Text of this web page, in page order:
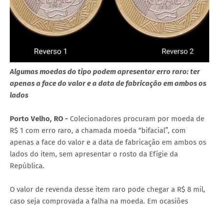
Algumas moedas do tipo podem apresentar erro raro: ter
apenas a face do valor e a data de fabricação em ambos os
lados
Porto Velho, RO - Colecionadores procuram por moeda de
R$ 1 com erro raro, a chamada moeda “bifacial”, com
apenas a face do valor e a data de fabricação em ambos os
lados do item, sem apresentar o rosto da Efígie da
República.
O valor de revenda desse item raro pode chegar a R$ 8 mil,
caso seja comprovada a falha na moeda. Em ocasiões